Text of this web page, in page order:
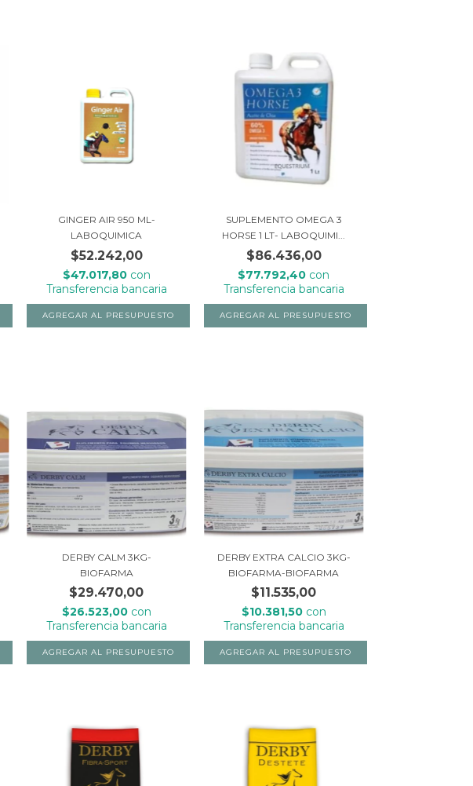
GINGER AIR 950 ML-
LABOQUIMICA
$52.242,00
$47.017,80 con
Transferencia bancaria
SUPLEMENTO OMEGA 3
HORSE 1 LT- LABOQUIMI...
$86.436,00
$77.792,40 con
Transferencia bancaria
DERBY CALM 3KG-
BIOFARMA
$29.470,00
$26.523,00 con
Transferencia bancaria
DERBY EXTRA CALCIO 3KG-
BIOFARMA-BIOFARMA
$11.535,00
$10.381,50 con
Transferencia bancaria